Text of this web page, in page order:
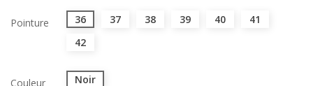
Pointure 36 37 38 39 40
41
42
Couleur Noir